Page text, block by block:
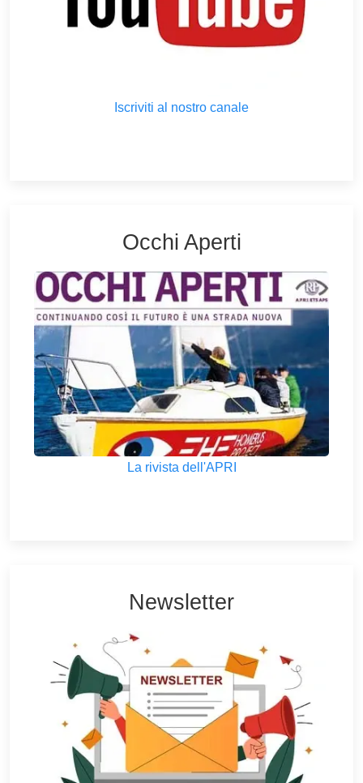
Iscriviti al nostro canale
Occhi Aperti
La rivista dell'APRI
Newsletter